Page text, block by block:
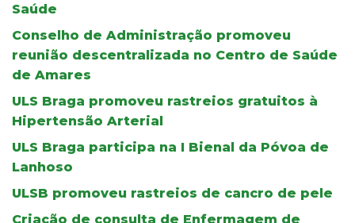
Saúde
Conselho de Administração promoveu
reunião descentralizada no Centro de Saúde
de Amares
ULS Braga promoveu rastreios gratuitos à
Hipertensão Arterial
ULS Braga participa na I Bienal da Póvoa de
Lanhoso
ULSB promoveu rastreios de cancro de pele
Criação de consulta de Enfermagem de